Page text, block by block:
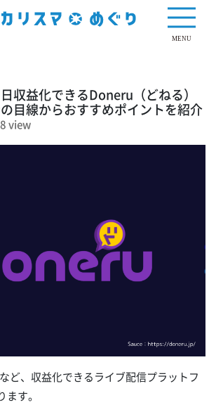
MENU
収益化できるDoneru（どねる）
目線からおすすめポイントを紹介
view
ど、収益化できるライブ配信プラットフ
す。